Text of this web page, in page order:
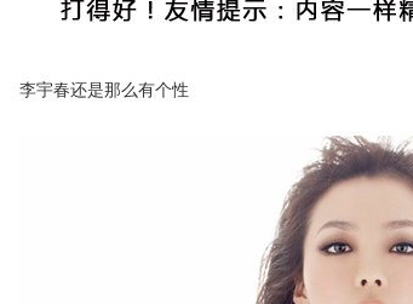
李宇春还是那么有个性